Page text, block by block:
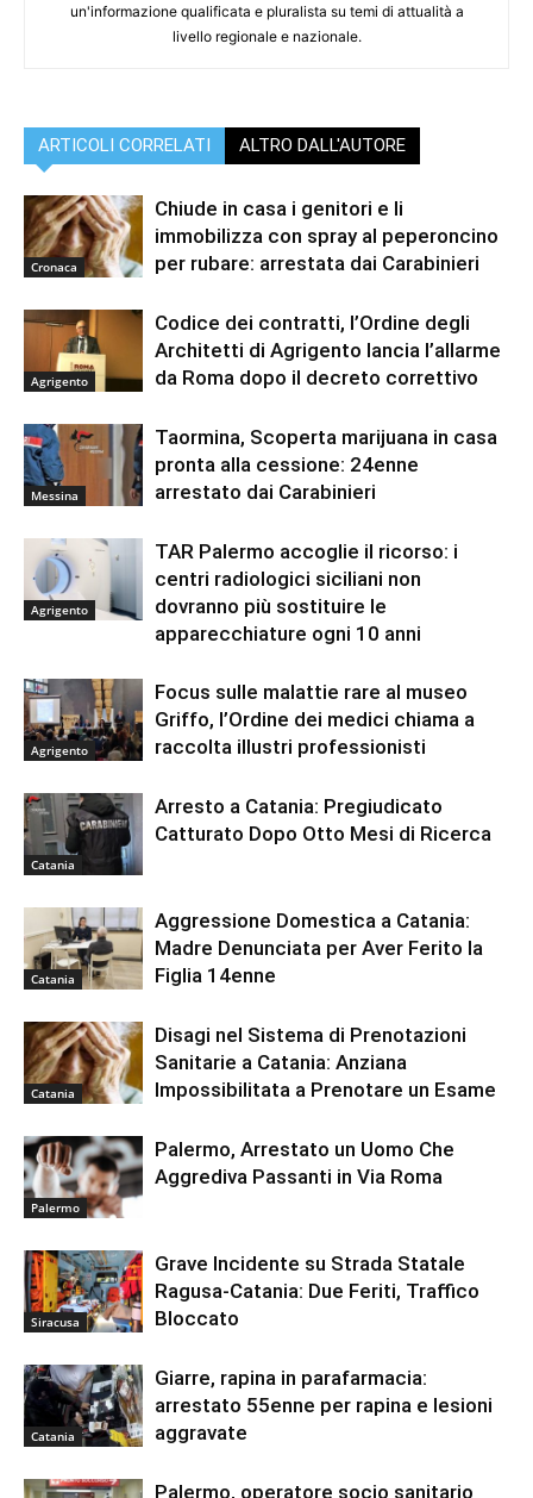
un'informazione qualificata e pluralista su temi di attualità a
livello regionale e nazionale.
ARTICOLI CORRELATI ALTRO DALL'AUTORE
Cronaca
Chiude in casa i genitori e li
immobilizza con spray al peperoncino
per rubare: arrestata dai Carabinieri
Agrigento
Codice dei contratti, l’Ordine degli
Architetti di Agrigento lancia l’allarme
da Roma dopo il decreto correttivo
Messina
Taormina, Scoperta marijuana in casa
pronta alla cessione: 24enne
arrestato dai Carabinieri
Agrigento
TAR Palermo accoglie il ricorso: i
centri radiologici siciliani non
dovranno più sostituire le
apparecchiature ogni 10 anni
Agrigento
Focus sulle malattie rare al museo
Griffo, l’Ordine dei medici chiama a
raccolta illustri professionisti
Catania
Arresto a Catania: Pregiudicato
Catturato Dopo Otto Mesi di Ricerca
Catania
Aggressione Domestica a Catania:
Madre Denunciata per Aver Ferito la
Figlia 14enne
Catania
Disagi nel Sistema di Prenotazioni
Sanitarie a Catania: Anziana
Impossibilitata a Prenotare un Esame
Palermo
Palermo, Arrestato un Uomo Che
Aggrediva Passanti in Via Roma
Siracusa
Grave Incidente su Strada Statale
Ragusa-Catania: Due Feriti, Traffico
Bloccato
Catania
Giarre, rapina in parafarmacia:
arrestato 55enne per rapina e lesioni
aggravate
Palermo, operatore socio sanitario